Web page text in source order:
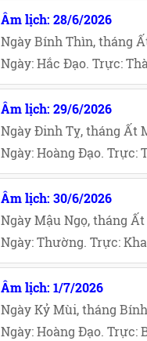
Âm lịch: 28/6/2026
Ngày Bính Thìn, tháng
Ngày: Hắc Đạo. Trực:
Âm lịch: 29/6/2026
Ngày Đinh Tỵ, tháng Ất
Ngày: Hoàng Đạo. Trực:
Âm lịch: 30/6/2026
Ngày Mậu Ngọ, tháng
Ngày: Thường. Trực:
Âm lịch: 1/7/2026
Ngày Kỷ Mùi, tháng
Ngày: Hoàng Đạo. Trực: